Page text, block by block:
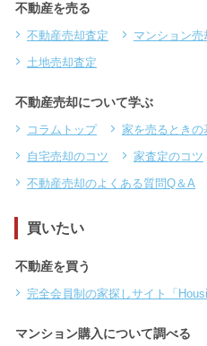
不動産を売る
不動産売却査定 マンション売
土地売却査定
不動産売却について学ぶ
コラムトップ 家を売るときの
自宅売却のコツ
家査定のコツ
不動産売却のよくある質問Q＆A
買いたい
不動産を買う
完全会員制の家探しサイト「Housii
マンション購入について調べる